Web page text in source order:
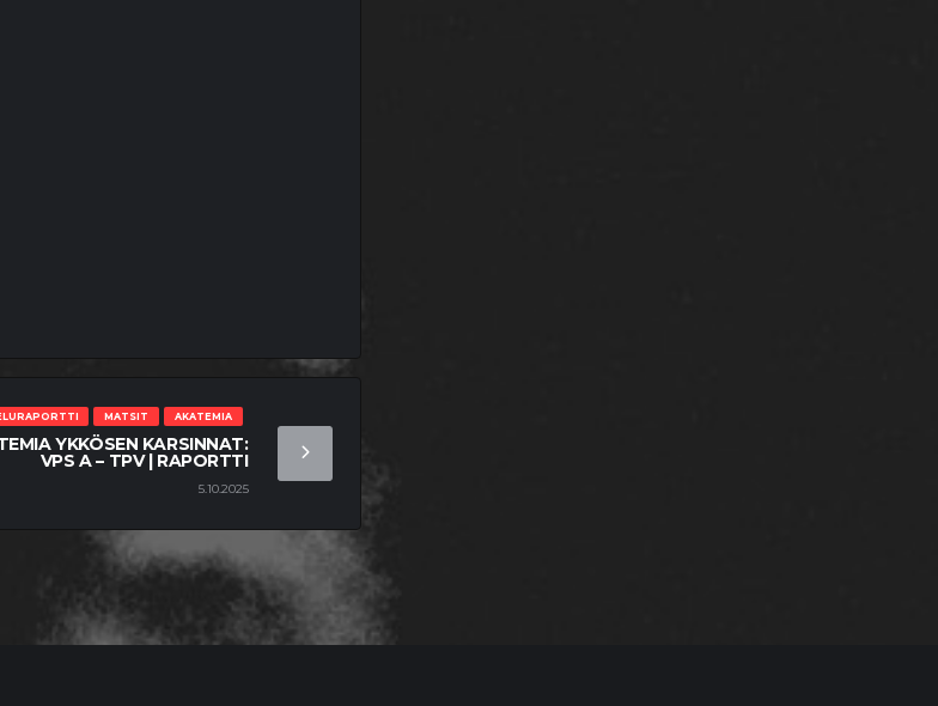
AKATEMIA
MATSIT
YKKÖSEN KARSINNAT:
VPS A – TPV | RAPORTTI
5.10.2025